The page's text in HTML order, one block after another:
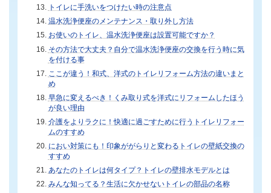
トイレに手洗いをつけたい時の注意点
温水洗浄便座のメンテナンス・取り外し方法
お使いのトイレ、温水洗浄便座は設置可能ですか？
その方法で大丈夫？自分で温水洗浄便座の交換を行う時に気
を付ける事
ここが違う！和式、洋式のトイレリフォーム方法の違いまと
め
早急に変えるべき！くみ取り式を洋式にリフォームしたほう
が良い理由
介護をよりラクに！快適に過ごすために行うトイレリフォー
ムのすすめ
におい対策にも！印象ががらりと変わるトイレの壁紙交換の
すすめ
あなたのトイレは何タイプ？トイレの壁排水モデルとは
みんな知ってる？生活に欠かせないトイレの部品の名称